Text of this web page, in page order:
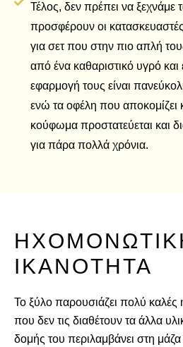
Τέλος, δεν πρέπει να ξεχνάμε
προσφέρουν οι
για σετ που στην πιο απλή
από ένα καθαριστικό υγρό
εφαρμογή τους είναι
ενώ τα οφέλη που αποκομίζει
κούφωμα προστατεύεται και
για πάρα πολλά χρόνια.
ΙΚΑΝΌΤΗΤΑ
Το ξύλο παρουσιάζει πολύ καλές
που δεν τις διαθέτουν τα άλλα
δομής του περιλαμβάνει στη